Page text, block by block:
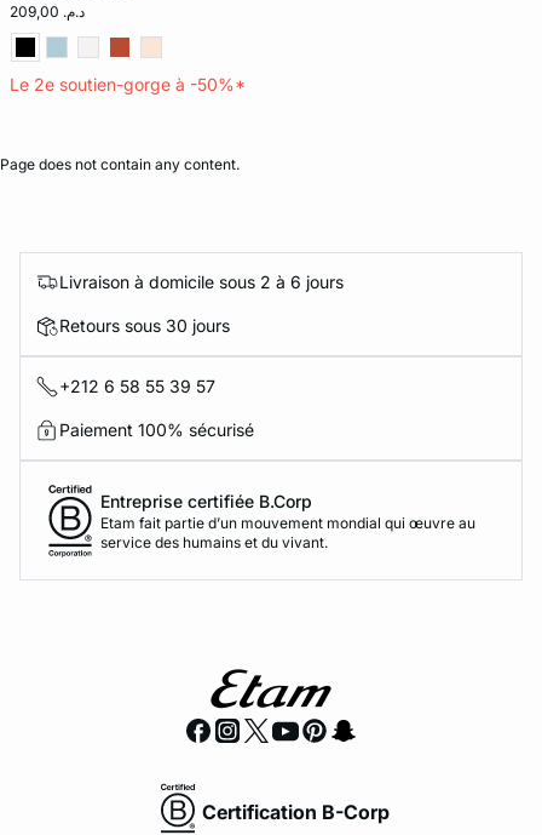
د.م. 209,00
Le 2e soutien-gorge à -50%*
Page does not contain any content.
Livraison à domicile sous 2 à 6 jours
Retours sous 30 jours
+212 6 58 55 39 57
Paiement 100% sécurisé
Entreprise certifiée B.Corp
Etam fait partie d’un mouvement mondial qui œuvre au
service des humains et du vivant.
Certification B-Corp